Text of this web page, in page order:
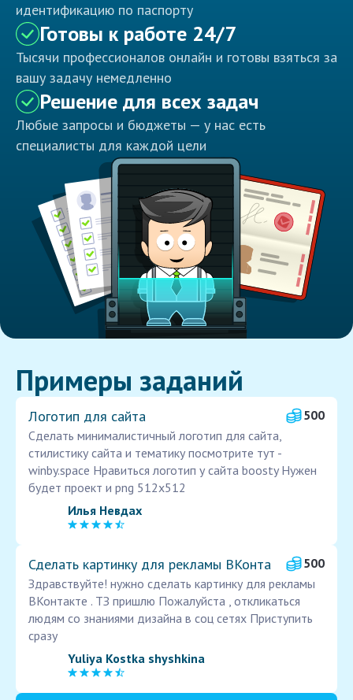
идентификацию по паспорту
Готовы к работе 24/7
Тысячи профессионалов онлайн и готовы взяться за
вашу задачу немедленно
Решение для всех задач
Любые запросы и бюджеты — у нас есть
специалисты для каждой цели
Примеры заданий
Логотип для сайта
500
Сделать минималистичный логотип для сайта,
стилистику сайта и тематику посмотрите тут -
winby.space Нравиться логотип у сайта boosty Нужен
будет проект и png 512x512
Илья Невдах
Сделать картинку для рекламы ВКонта
500
Здравствуйте! нужно сделать картинку для рекламы
ВКонтакте . ТЗ пришлю Пожалуйста , откликаться
людям со знаниями дизайна в соц сетях Приступить
сразу
Yuliya Kostka shyshkina